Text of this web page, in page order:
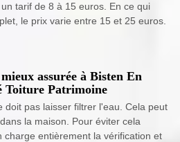
tarif de 8 à 15 euros. En ce qui
le prix varie entre 15 et 25 euros.
assurée à Bisten En
Toiture Patrimoine
doit pas laisser filtrer l'eau. Cela peut
la maison. Pour éviter cela
charge entièrement la vérification et